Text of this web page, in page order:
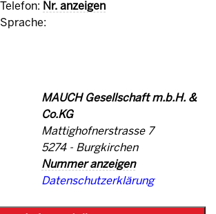
Telefon: Nr. anzeigen
Sprache:
MAUCH Gesellschaft m.b.H. &
Co.KG
Mattighofnerstrasse 7
5274 - Burgkirchen
Nummer anzeigen
Datenschutzerklärung